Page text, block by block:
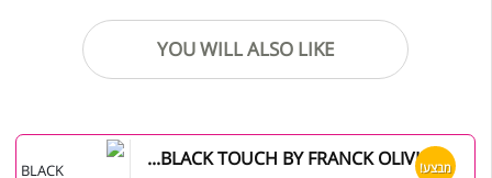
YOU WILL ALSO LIKE
מבצע!
BLACK TOUCH BY FRANCK OLIVIER...